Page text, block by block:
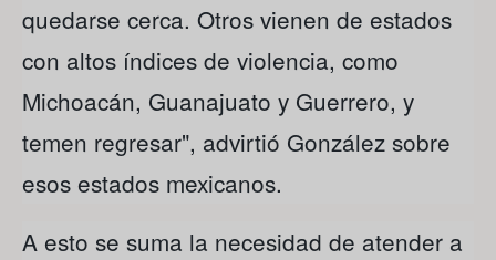
quedarse cerca. Otros vienen de estados
con altos índices de violencia, como
Michoacán, Guanajuato y Guerrero, y
temen regresar", advirtió González sobre
esos estados mexicanos.
A esto se suma la necesidad de atender a